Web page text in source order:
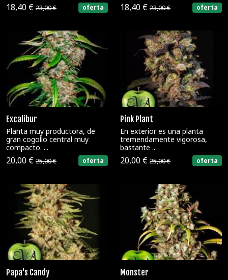
18,40 € 23,00 € oferta 18,40 € 23,00 € oferta
Excalibur
Planta muy productora, de
gran cogollo central muy
compacto. ...
20,00 € 25,00 € oferta
Pink Plant
En exterior es una planta
tremendamente vigorosa,
bastante ...
20,00 € 25,00 € oferta
Papa's Candy Monster